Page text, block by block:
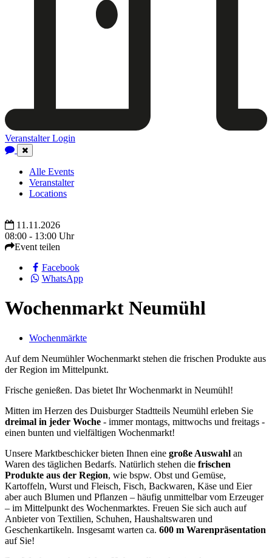
Veranstalter Login
Close
Navigation
Alle Events
Veranstalter
Locations
11.11.2026
08:00 - 13:00 Uhr
Event teilen
Facebook
WhatsApp
Wochenmarkt Neumühl
Wochenmärkte
Auf dem Neumühler Wochenmarkt stehen die frischen Produkte aus
der Region im Mittelpunkt.
Frische genießen. Das bietet Ihr Wochenmarkt in Neumühl!
Mitten im Herzen des Duisburger Stadtteils Neumühl erleben Sie
dreimal in jeder Woche - immer montags, mittwochs und freitags -
einen bunten und vielfältigen Wochenmarkt!
Unsere Marktbeschicker bieten Ihnen eine große Auswahl an
Waren des täglichen Bedarfs. Natürlich stehen die frischen
Produkte aus der Region, wie bspw. Obst und Gemüse,
Kartoffeln, Wurst und Fleisch, Fisch, Backwaren, Käse und Eier
aber auch Blumen und Pflanzen – häufig unmittelbar vom Erzeuger
– im Mittelpunkt des Wochenmarktes. Freuen Sie sich auch auf
Anbieter von Textilien, Schuhen, Haushaltswaren und
Geschenkartikeln. Insgesamt warten ca. 600 m Warenpräsentation
auf Sie!